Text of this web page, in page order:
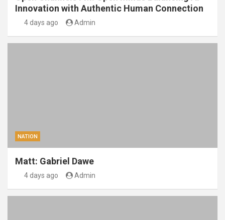
Innovation with Authentic Human Connection
4 days ago Admin
NATION
Matt: Gabriel Dawe
4 days ago Admin